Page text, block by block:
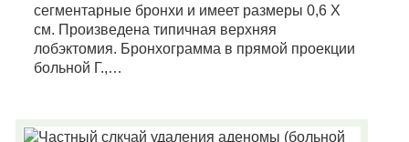
сегментарные бронхи и имеет размеры 0,6 X
см. Произведена типичная верхняя
лобэктомия. Бронхограмма в прямой проекции
больной Г.,…